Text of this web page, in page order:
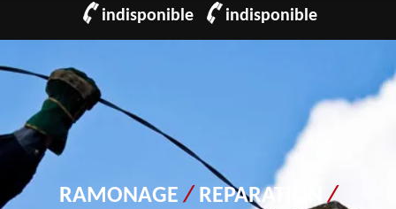
indisponible indisponible
RAMONAGE/ REPARATION/